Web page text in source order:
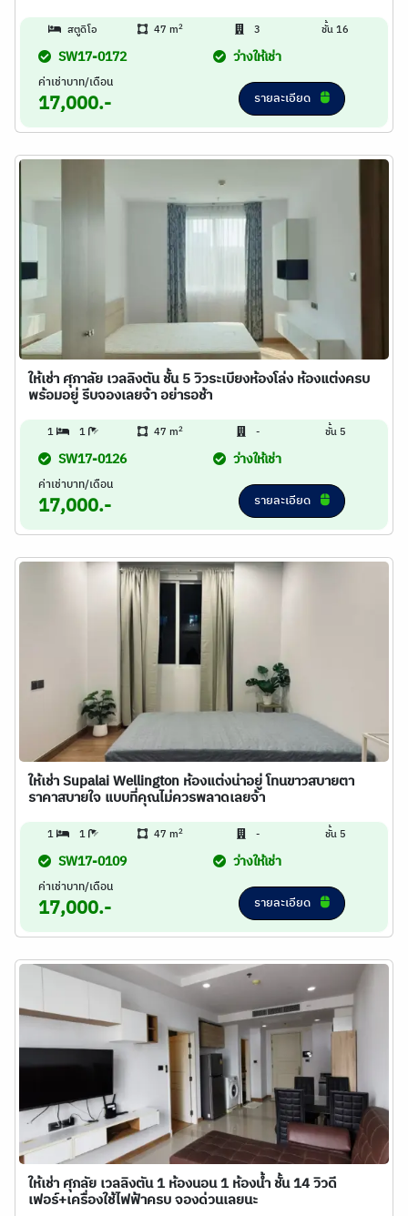
สตูดิโอ 47 m2 3 ชั้น 16
SW17-0172 ว่างให้เช่า
ค่าเช่าบาท/เดือน
17,000.- รายละเอียด
ให้เช่า ศุภาลัย เวลลิงตัน ชั้น 5 วิวระเบียงห้องโล่ง ห้องแต่งครบ
พร้อมอยู่ รีบจองเลยจ้า อย่ารอช้า
1 1 47 m2 - ชั้น 5
SW17-0126 ว่างให้เช่า
ค่าเช่าบาท/เดือน
17,000.- รายละเอียด
ให้เช่า Supalai Wellington ห้องแต่งน่าอยู่ โทนขาวสบายตา
ราคาสบายใจ แบบที่คุณไม่ควรพลาดเลยจ้า
1 1 47 m2 - ชั้น 5
SW17-0109 ว่างให้เช่า
ค่าเช่าบาท/เดือน
17,000.- รายละเอียด
ให้เช่า ศุภลัย เวลลิงตัน 1 ห้องนอน 1 ห้องน้ำ ชั้น 14​ วิวดี​
เฟอร์+เครื่องใช้ไฟฟ้าครบ จองด่วนเลยนะ